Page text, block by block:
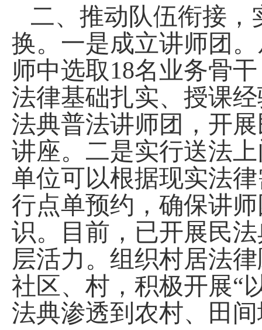
二、推动队伍衔接，
换。一是成立讲师团。
师中选取18名业务骨
法律基础扎实、授课
法典普法讲师团， 开
讲座。二是实行送法
单位可以根据现实法
行点单预约 ，确保讲
识。
目前，已开展民
层活力。组织村居法
社区、村，积极开展“
法典渗透到农村、田